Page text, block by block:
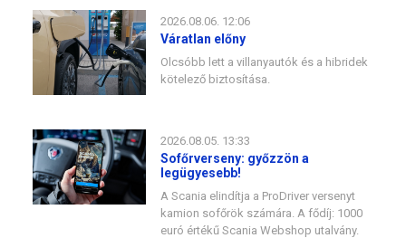
2026.08.06. 12:06
Váratlan előny
Olcsóbb lett a villanyautók és a hibridek
kötelező biztosítása.
2026.08.05. 13:33
Sofőrverseny: győzzön a
legügyesebb!
A Scania elindítja a ProDriver versenyt
kamion sofőrök számára. A fődíj: 1000
euró értékű Scania Webshop utalvány.